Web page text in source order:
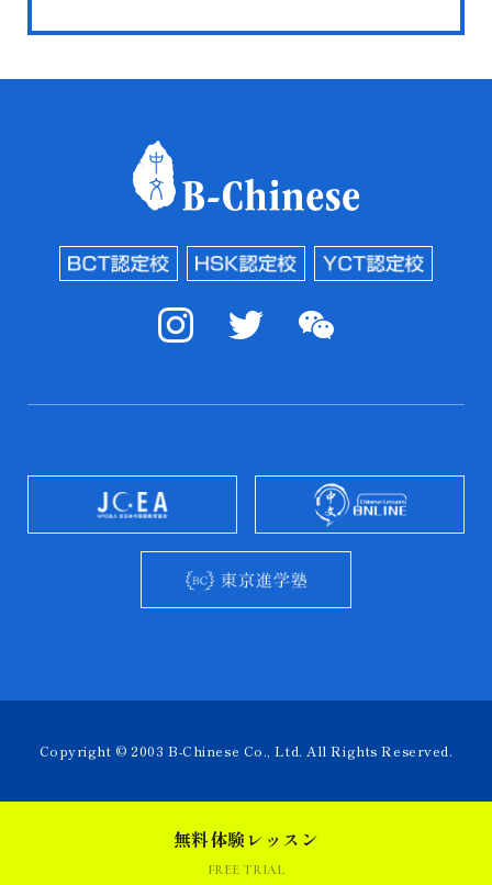
無料体験レッスン
FREE TRIAL
Copyright © 2003 B-Chinese Co., Ltd. All Rights Reserved.